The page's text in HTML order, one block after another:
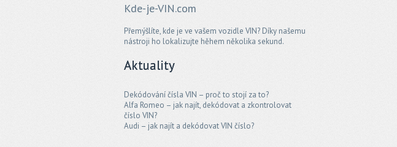
Kde-je-VIN.com
Přemýšlíte, kde je ve vašem vozidle VIN? Díky našemu
nástroji ho lokalizujte hěhem několika sekund.
Aktuality
Dekódování čísla VIN – proč to stojí za to?
Alfa Romeo – jak najít, dekódovat a zkontrolovat
číslo VIN?
Audi – jak najít a dekódovat VIN číslo?